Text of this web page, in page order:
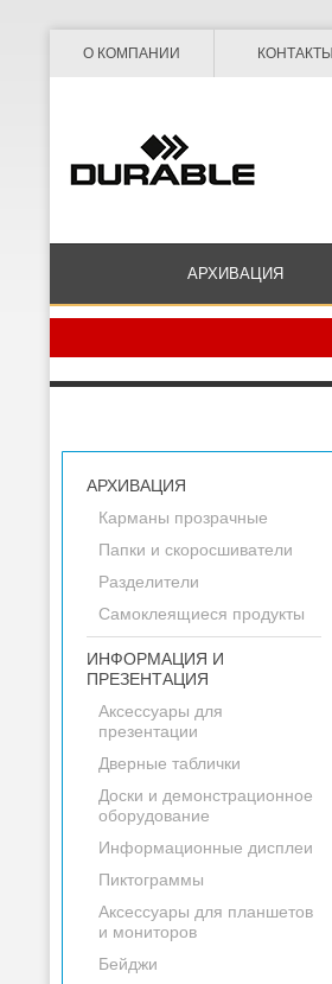
О КОМПАНИИ КОНТАКТЫ
АРХИВАЦИЯ
АРХИВАЦИЯ
Карманы прозрачные
Папки и скоросшиватели
Разделители
Самоклеящиеся продукты
ИНФОРМАЦИЯ И
ПРЕЗЕНТАЦИЯ
Аксессуары для
презентации
Дверные таблички
Доски и демонстрационное
оборудование
Информационные дисплеи
Пиктограммы
Аксессуары для планшетов
и мониторов
Бейджи